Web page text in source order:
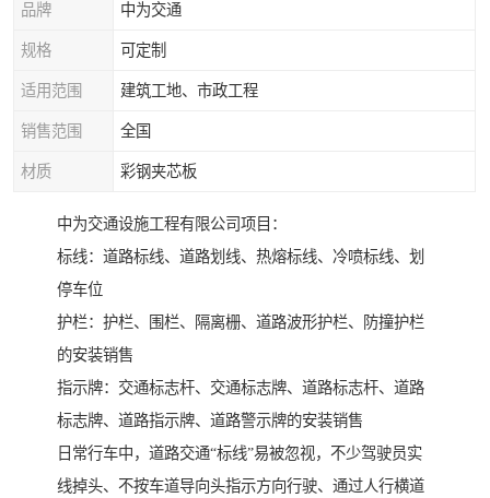
品牌 中为交通
规格 可定制
适用范围 建筑工地、市政工程
销售范围 全国
材质 彩钢夹芯板
中为交通设施工程有限公司项目：
标线：道路标线、道路划线、热熔标线、冷喷标线、划
停车位
护栏：护栏、围栏、隔离栅、道路波形护栏、防撞护栏
的安装销售
指示牌：交通标志杆、交通标志牌、道路标志杆、道路
标志牌、道路指示牌、道路警示牌的安装销售
日常行车中，道路交通“标线”易被忽视，不少驾驶员实
线掉头、不按车道导向头指示方向行驶、通过人行横道